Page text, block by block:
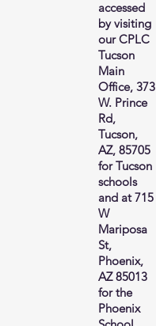
accessed
by visiting
our CPLC
Tucson
Main
Office, 373
W. Prince
Rd,
Tucson,
AZ, 85705
for Tucson
schools
and at 715
W
Mariposa
St,
Phoenix,
AZ 85013
for the
Phoenix